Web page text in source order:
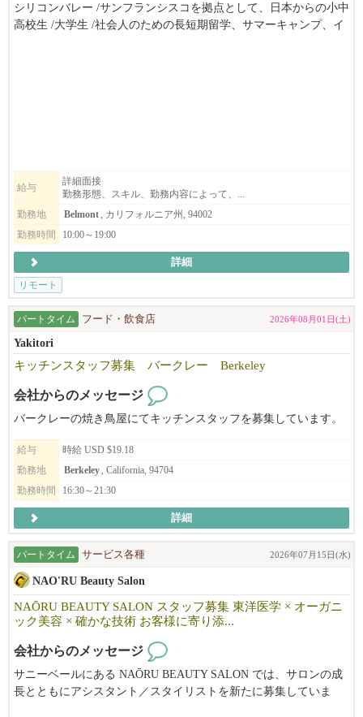
シリコンバレー /サンフランシスコを拠点として、日本からの小中
高校生 /大学生 /社会人のための長短期留学、サマーキャンプ、イ
は在住経験のある方も歓迎、日本からでもリモートでお仕事して
頂けます。
給与
詳細面接
勤務形態、スキル、勤務内容によって、...
勤務地
Belmont
, カリフォルニア州, 94002
勤務時間
10:00～19:00
詳細
リモート
パートタイム フード・飲食店 2026年08月01日(土)
Yakitori
キッチンスタッフ募集 バークレー Berkeley
会社からのメッセージ
バークレーの焼き鳥屋にてキッチンスタッフを募集しています。
給与
時給 USD $19.18
勤務地
Berkeley , California, 94704
勤務時間
16:30～21:30
詳細
パートタイム サービス各種 2026年07月15日(水)
NAO'RU Beauty Salon
NAŌRU BEAUTY SALON スタッフ募集 東洋医学 × オーガニ
ック美容 × 確かな技術 お客様に寄り添...
会社からのメッセージ
サニーベールにある NAŌRU BEAUTY SALON では、サロンの成
長とともにアシスタント／スタイリストを新たに募集していま